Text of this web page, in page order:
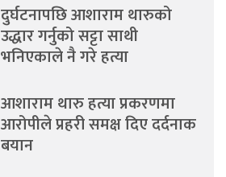
दुर्घटनापछि आशाराम थारुको
उद्धार गर्नुको सट्टा साथी
भनिएकाले नै गरे हत्या
आशाराम थारु हत्या प्रकरणमा
आरोपीले प्रहरी समक्ष दिए दर्दनाक
बयान